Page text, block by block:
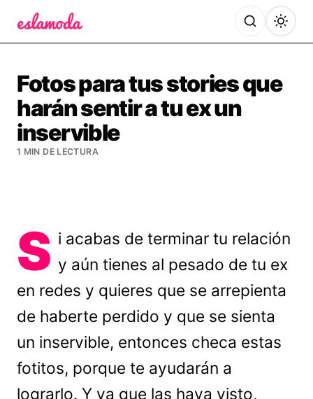
Fotos para tus stories que
harán sentir a tu ex un
inservible
1 MIN DE LECTURA
S i acabas de terminar tu relación
y aún tienes al pesado de tu ex
en redes y quieres que se arrepienta
de haberte perdido y que se sienta
un inservible, entonces checa estas
fotitos, porque te ayudarán a
lograrlo. Y ya que las haya visto,